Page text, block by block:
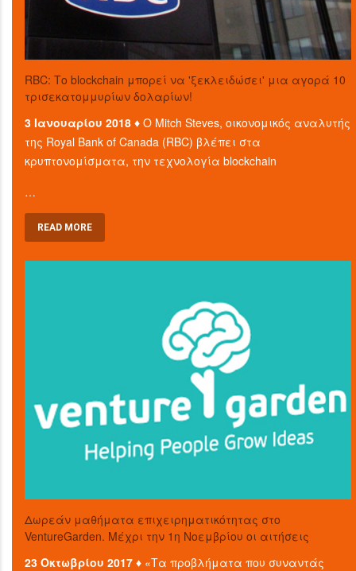
RBC: Το blockchain μπορεί να 'ξεκλειδώσει' μια αγορά 10
τρισεκατομμυρίων δολαρίων!
3 Ιανουαρίου 2018 ♦Ο Mitch Steves, οικονομικός αναλυτής
της Royal Bank of Canada (RBC) βλέπει στα
κρυπτονομίσματα, την τεχνολογία blockchain
…
READ MORE
Δωρεάν μαθήματα επιχειρηματικότητας στο
VentureGarden. Μέχρι την 1η Νοεμβρίου οι αιτήσεις
23 Οκτωβρίου 2017 ♦ «Τα προβλήματα που συναντάς